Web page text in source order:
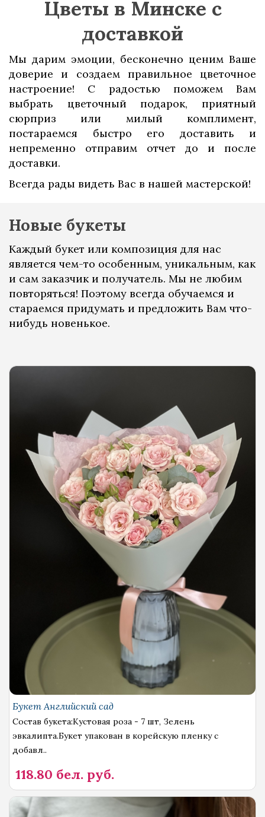
Цветы в Минске с
доставкой
Мы дарим эмоции, бесконечно ценим Ваше
доверие и создаем правильное цветочное
настроение! С радостью поможем Вам
выбрать цветочный подарок, приятный
сюрприз или милый комплимент,
постараемся быстро его доставить и
непременно отправим отчет до и после
доставки.
Всегда рады видеть Вас в нашей мастерской!
Новые букеты
Каждый букет или композиция для нас
является чем-то особенным, уникальным, как
и сам заказчик и получатель. Мы не любим
повторяться! Поэтому всегда обучаемся и
стараемся придумать и предложить Вам что-
нибудь новенькое.
Букет Английский сад
Состав букета:Кустовая роза - 7 шт, Зелень
эвкалипта.Букет упакован в корейскую пленку с
добавл..
118.80 бел. руб.